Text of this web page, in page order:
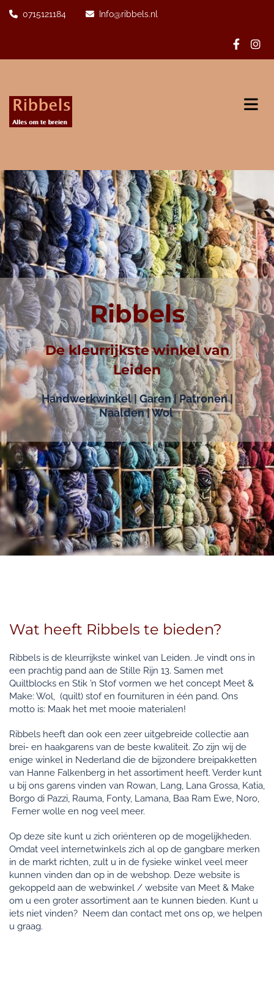
 0715121184  Info@ribbels.nl
Ribbels
De kleurrijkste winkel van
Leiden
Handwerkwinkel | Garen | Patronen |
Naalden | Wol
Wat heeft Ribbels te bieden?
Ribbels is de kleurrijkste winkel van Leiden. Je vindt ons in
een prachtig pand aan de Stille Rijn 13. Samen met
Quiltblocks en Stik ’n Stof vormen we het concept Meet &
Make: Wol, (quilt) stof en fournituren in één pand. Ons
motto is: Maak het met mooie materialen!
Ribbels heeft dan ook een zeer uitgebreide collectie aan
brei- en haakgarens van de beste kwaliteit. Zo zijn wij de
enige winkel in Nederland die de bijzondere breipakketten
van Hanne Falkenberg in het assortiment heeft. Verder kunt
u bij ons garens vinden van Rowan, Lang, Lana Grossa, Katia,
Borgo di Pazzi, Rauma, Fonty, Lamana, Baa Ram Ewe, Noro,
Ferner wolle en nog veel meer.
Op deze site kunt u zich oriënteren op de mogelijkheden.
Omdat veel internetwinkels zich al op de gangbare merken
in de markt richten, zult u in de fysieke winkel veel meer
kunnen vinden dan op in de webshop. Deze website is
gekoppeld aan de webwinkel / website van Meet & Make
om u een groter assortiment aan te kunnen bieden. Kunt u
iets niet vinden? Neem dan contact met ons op, we helpen
u graag.